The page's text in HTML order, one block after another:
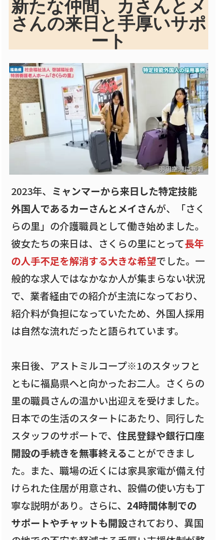
新たな仲間、カさんとメ
さんの来日と手厚いサポ
ート
2023年、 ミャンマーから来日した特定技能
外国人であるカーさんとメイさんが、「さく
らの里」の介護職員として働き始めました。
彼女たちの来日は、さくらの里にとって長年
の人手不足を解消する大きな希望でした。一
般的な求人ではなかなか人が集まらない状況
で、業者経由での紹介が主流になっており、
紹介料が負担になっていたため、外国人採用
は自然な流れだったと語られています。
来日後、アストミルコープ※1のスタッフと
ともに福島県へと向かったお二人。さくらの
里の職員さんの温かい出迎えを受けました。
日本での生活のスタートにあたり、同行した
スタッフのサポートで、住民登録や銀行口座
開設の手続きを無事終えることができまし
た。また、職場の近くには家具家電が備え付
けられた住居が用意され、設備の使い方も丁
寧な説明があり。さらに、 24時間体制での
サポートやチャットも開設されており、異国